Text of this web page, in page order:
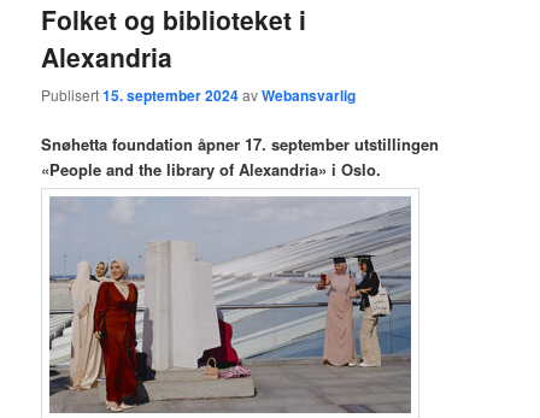
Folket og biblioteket i
Alexandria
Publisert15. september 2024avWebansvarlig
Snøhetta foundation åpner 17. september utstillingen
«People and the library of Alexandria» i Oslo.